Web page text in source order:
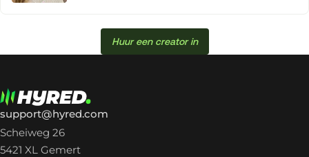
Huur een creator in
support@hyred.com
Scheiweg 26
5421 XL Gemert